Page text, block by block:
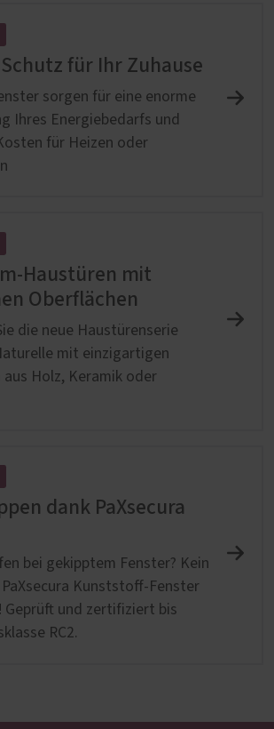
für Ihr Zuhause
sorgen für eine enorme
Ihres Energiebedarfs und
für Heizen oder
Haustüren mit
Oberflächen
die neue Haustürenserie
mit einzigartigen
aus Holz, Keramik oder
dank PaXsecura
bei gekipptem Fenster? Kein
PaXsecura Kunststoff-Fenster
Geprüft und zertifiziert bis
RC2.